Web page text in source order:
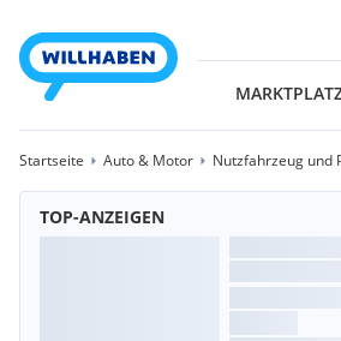
Startseite Auto & Motor Nutzfahrzeug und
TOP-ANZEIGEN